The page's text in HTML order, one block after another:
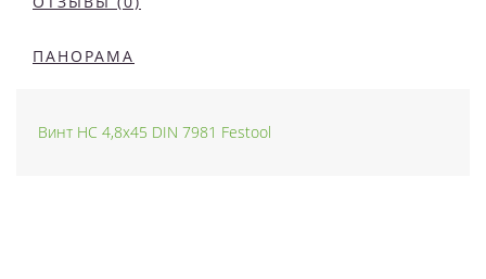
ПАНОРАМА
Винт HC 4,8x45 DIN 7981 Festool